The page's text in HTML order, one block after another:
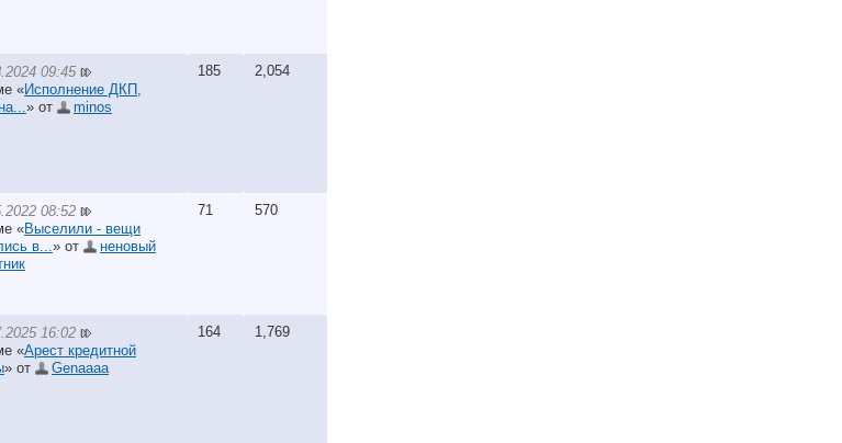
09:45
«Исполнение ДКП,
» от minos
185 2,054
08:52
«Выселили - вещи
в... » от
неновый
71 570
16:02
«Арест кредитной
» от Genaaaa
164 1,769